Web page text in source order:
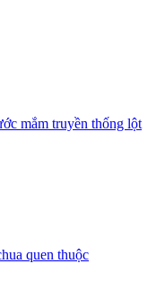
mắm truyền thống lột
quen thuộc